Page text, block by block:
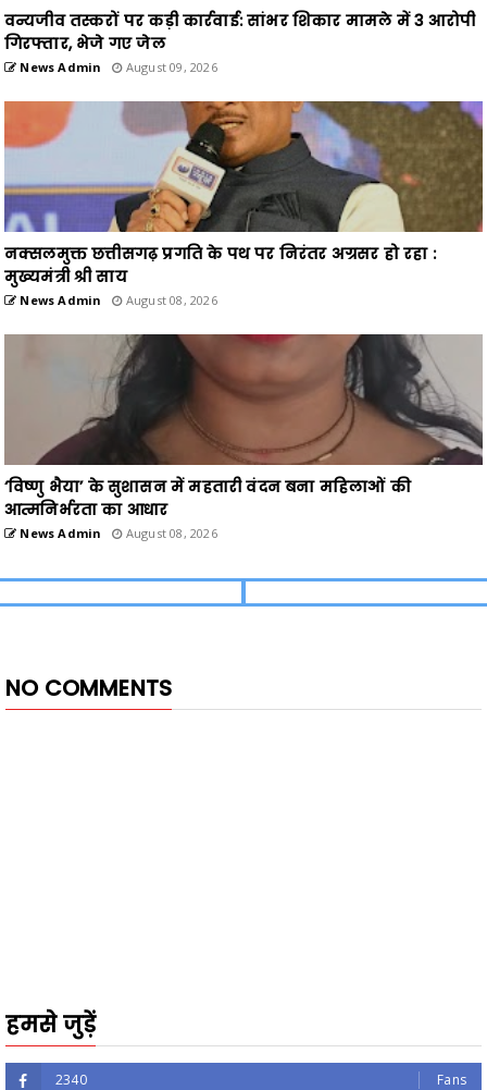
वन्यजीव तस्करों पर कड़ी कार्रवाई: सांभर शिकार मामले में 3 आरोपी
गिरफ्तार, भेजे गए जेल
News Admin August 09, 2026
नक्सलमुक्त छत्तीसगढ़ प्रगति के पथ पर निरंतर अग्रसर हो रहा :
मुख्यमंत्री श्री साय
News Admin August 08, 2026
‘विष्णु भैया’ के सुशासन में महतारी वंदन बना महिलाओं की
आत्मनिर्भरता का आधार
News Admin August 08, 2026
NO COMMENTS
हमसे जुड़ें
2340 Fans